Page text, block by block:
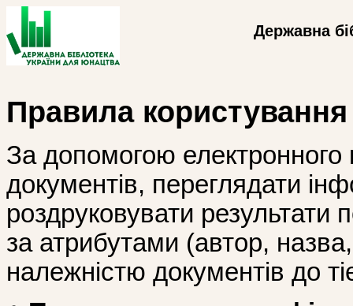
Державна
Правила
За допомогою
документів, переглядати
роздруковувати
за атрибутами (автор, назва,
належністю документів до